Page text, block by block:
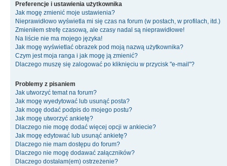
Preferencje i ustawienia użytkownika
Jak mogę zmienić moje ustawienia?
Nieprawidłowo wyświetla mi się czas na forum (w postach, w profilach, itd.)
Zmieniłem strefę czasową, ale czasy nadal są nieprawidłowe!
Na liście nie ma mojego języka!
Jak mogę wyświetlać obrazek pod moją nazwą użytkownika?
Czym jest moja ranga i jak mogę ją zmienić?
Dlaczego muszę się zalogować po kliknięciu w przycisk "e-mail"?
Problemy z pisaniem
Jak utworzyć temat na forum?
Jak mogę wyedytować lub usunąć posta?
Jak mogę dodać podpis do mojego postu?
Jak mogę utworzyć ankietę?
Dlaczego nie mogę dodać więcej opcji w ankiecie?
Jak mogę edytować lub usunąć ankietę?
Dlaczego nie mam dostępu do forum?
Dlaczego nie mogę dodawać załączników?
Dlaczego dostałam(em) ostrzeżenie?